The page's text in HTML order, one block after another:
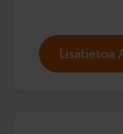
Lisätietoa